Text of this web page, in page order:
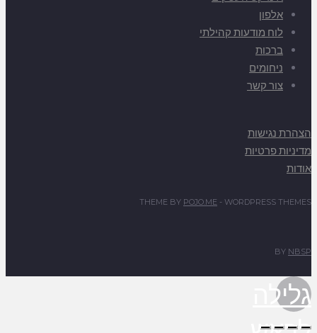
אלפון
לוח מודעות קהילתי
ברכות
ניחומים
צור קשר
הצהרת נגישות
מדיניות פרטיות
אודות
THEME BY POJO.ME - WORDPRESS THEMES
BY NBSP
גלילה